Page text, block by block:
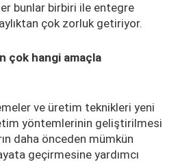
bunlar birbiri ile entegre
çok zorluk getiriyor.
çok hangi amaçla
ve üretim teknikleri yeni
yöntemlerinin geliştirilmesi
daha önceden mümkün
geçirmesine yardımcı